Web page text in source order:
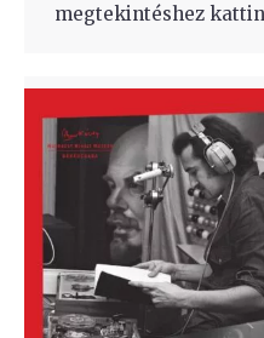
megtekintéshez